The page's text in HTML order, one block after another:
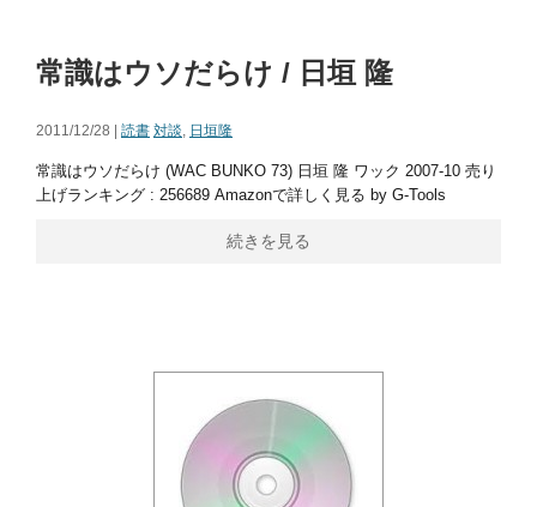
常識はウソだらけ / 日垣 隆
2011/12/28 | 読書 対談, 日垣隆
常識はウソだらけ (WAC BUNKO 73) 日垣 隆 ワック 2007-10 売り
上げランキング : 256689 Amazonで詳しく見る by G-Tools
続きを見る